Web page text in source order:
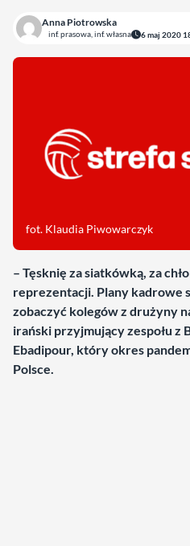
Anna Piotrowska
inf. prasowa, inf. własna 6 maj 2020
fot. Klaudia Piwowarczyk
– Tęsknię za siatkówką, za
reprezentacji. Plany kadrowe
zobaczyć kolegów z drużyny
irański przyjmujący zespołu z
Ebadipour, który okres
Polsce.